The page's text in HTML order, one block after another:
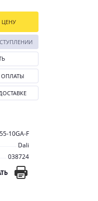
10GA-F
Dali
038724
ЦЕНУ
ОПЛАТЫ